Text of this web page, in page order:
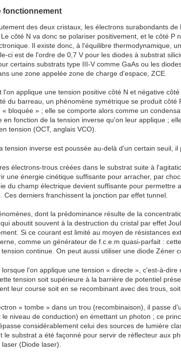
fonctionnement
des deux cristaux, les électrons surabondants
côté N va donc se polariser positivement, et le côté
Il existe donc, à l'équilibre thermodynamique,
ci est de l'ordre de 0,7 V pour les diodes à substrat
certains substrats type III-V comme GaAs ou les
une zone appelée zone de charge d'espace, ZCE.
l'on applique une tension positive côté N et négative
du barreau, un phénomène symétrique se produit
« bloquée » ; elle se comporte alors comme un
en fonction de la tension inverse qu'on leur applique ;
tension (OCT, anglais VCO).
tension inverse est poussée au-delà d'un certain seuil,
électrons-trous créées dans le substrat suite à
une énergie cinétique suffisante pour arracher, par
du champ électrique devient suffisante pour
Ces derniers franchissent la jonction par effet tunnel.
dont la prédominance résulte de la
aboutit souvent à la destruction du cristal par effet
Si ce courant est limité au moyen de résistances
comme un générateur de f.c.e.m quasi-parfait :
continue. On peut aussi utiliser une diode Zéner
lorsque l'on applique une tension « directe », c'est-à-
tension soit supérieure à la barrière de potentiel
leur course soit en se recombinant avec des trous,
« tombe » dans un trou (recombinaison), il passe
le niveau de conduction) en émettant un photon ; ce
considérablement celui des sources de lumière
le substrat a été façonné pour servir de réflecteur aux
(Diode laser).